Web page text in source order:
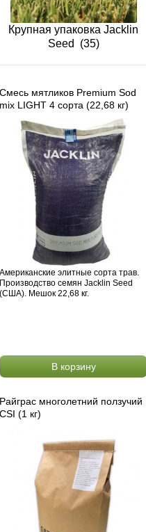
Крупная упаковка Jacklin
Seed (35)
Смесь мятликов Premium Sod
mix LIGHT 4 сорта (22,68 кг)
Американские элитные сорта трав.
Производство семян Jacklin Seed
(США). Мешок 22,68 кг.
В корзину
Райграс многолетний ползучий
CSI (1 кг)